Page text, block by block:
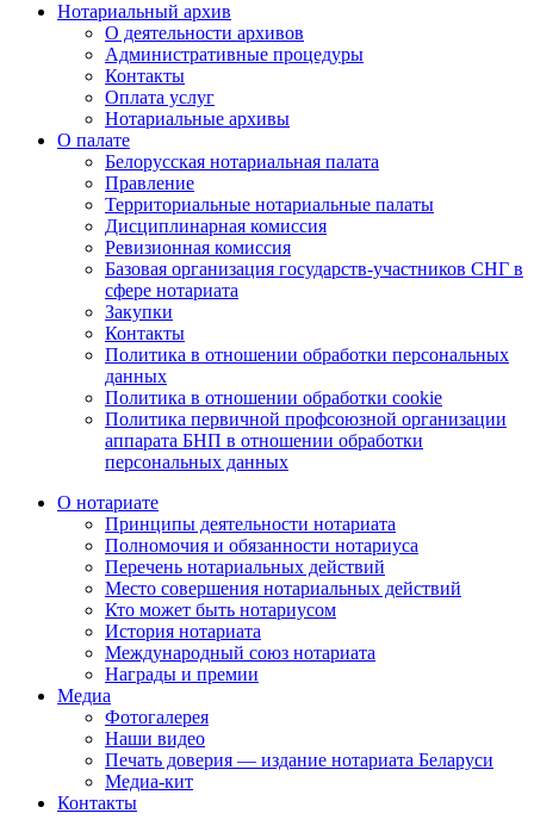
Нотариальный архив
О деятельности архивов
Административные процедуры
Контакты
Оплата услуг
Нотариальные архивы
О палате
Белорусская нотариальная палата
Правление
Территориальные нотариальные палаты
Дисциплинарная комиссия
Ревизионная комиссия
Базовая организация государств-участников СНГ в
сфере нотариата
Закупки
Контакты
Политика в отношении обработки персональных
данных
Политика в отношении обработки cookie
Политика первичной профсоюзной организации
аппарата БНП в отношении обработки
персональных данных
О нотариате
Принципы деятельности нотариата
Полномочия и обязанности нотариуса
Перечень нотариальных действий
Место совершения нотариальных действий
Кто может быть нотариусом
История нотариата
Международный союз нотариата
Награды и премии
Медиа
Фотогалерея
Наши видео
Печать доверия — издание нотариата Беларуси
Медиа-кит
Контакты